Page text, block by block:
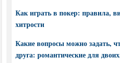
Как играть в покер: правила,
хитрости
Какие вопросы можно задать,
друга: романтические для